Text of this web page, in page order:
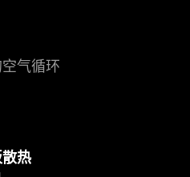
气循环
散热